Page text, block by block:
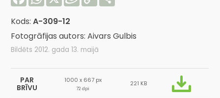
Kods:A-309-12
Fotogrāfijas autors: Aivars Gulbis
Bildēts 2012. gada 13. maijā
PAR
BRĪVU
1000 x 667 px
72 dpi
221 KB